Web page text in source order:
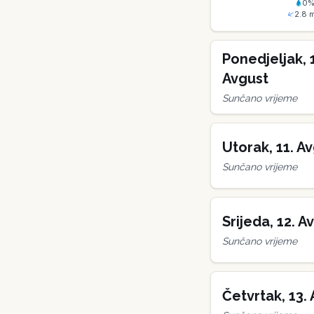
0
2.8
Ponedjeljak,
Avgust
Sunčano vrijeme
Utorak, 11.
Sunčano vrijeme
Srijeda, 12.
Sunčano vrijeme
Četvrtak, 13.